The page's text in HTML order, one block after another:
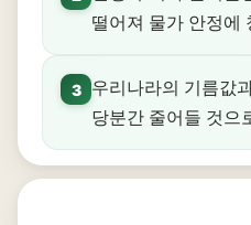
떨어져 물가 안정에
3
우리나라의 기름값
당분간 줄어들 것으